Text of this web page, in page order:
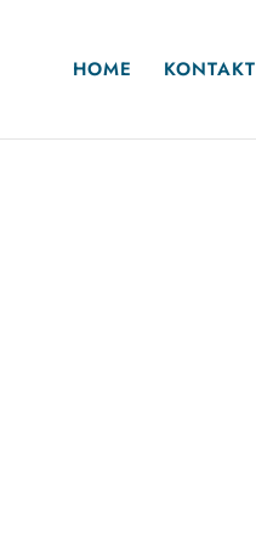
HOME KONTAKT